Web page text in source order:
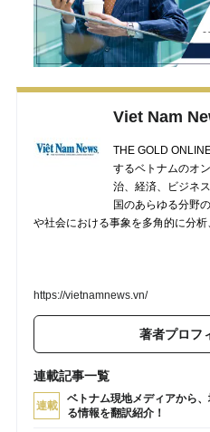
Viet Nam
THE GOLD
するベトナムのオ
治、経済、ビジネ
国のあらゆる分野
や社会における事象を多角的に分析
https://vietnamnews.vn/
著者プロフ
連載記事一覧
連載
ベトナム現地メディアから
る情報を翻訳紹介！